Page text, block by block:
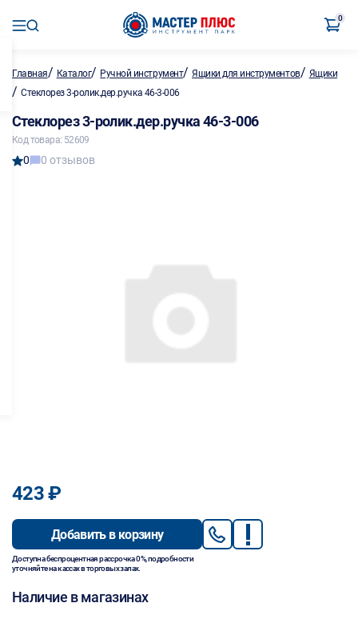
0
Главная/ Каталог/ Ручной инструмент/Ящики для инструментов/ Ящики
/ Стеклорез 3-ролик.дер.ручка 46-3-006
Стеклорез 3-ролик.дер.ручка 46-3-006
Код товара: 52609
0 0 отзывов
423 ₽
Добавить в корзину
Доступна беспроцентная рассрочка 0%, подробности
уточняйте на кассах в торговых залах.
Наличие в магазинах